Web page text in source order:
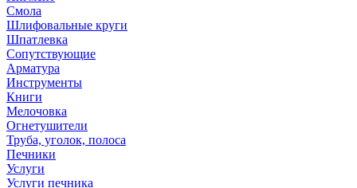
Смола
Шлифовальные круги
Шпатлевка
Сопутствующие
Арматура
Инструменты
Книги
Мелочовка
Огнетушители
Труба, уголок, полоса
Печники
Услуги
Услуги печника